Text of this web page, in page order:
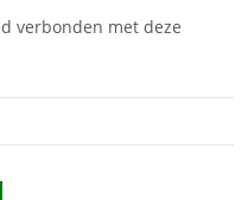
verbonden met deze